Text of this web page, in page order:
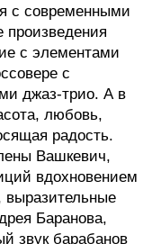
с современными
произведения
с элементами
с
джаз-трио. А в
любовь,
радость.
Вашкевич,
вдохновением
выразительные
Баранова,
звук барабанов